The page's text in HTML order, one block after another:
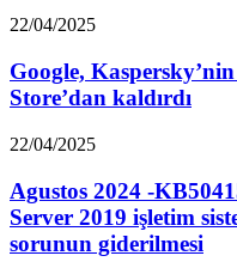
22/04/2025
Google,
Store’dan kaldırdı
22/04/2025
Agustos 2024 -
Server 2019 işletim
sorunun giderilmesi